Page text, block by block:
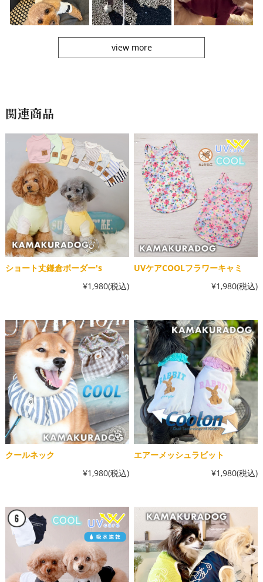
view more
関連商品
ショート丈鎌倉ボーダー's
¥1,980(税込)
UVケアCOOLフラワーキャミ
¥1,980(税込)
クールネック
¥1,980(税込)
エアーメッシュラビット
¥1,980(税込)